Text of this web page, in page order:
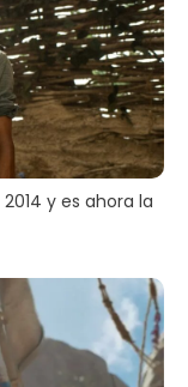
y es ahora la